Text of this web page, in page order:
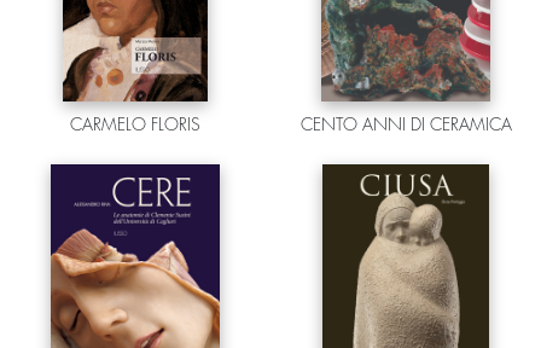
CARMELO FLORIS CENTO ANNI DI CERAMICA